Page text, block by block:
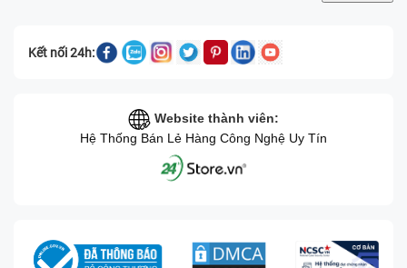
Kết nối 24h:
Website thành viên:
Hệ Thống Bán Lẻ Hàng Công Nghệ Uy Tín